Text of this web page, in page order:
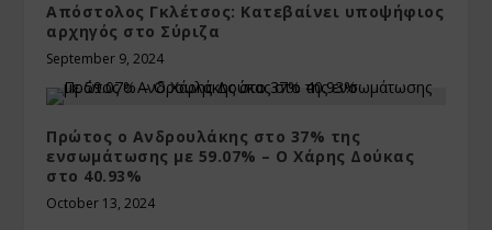
Απόστολος Γκλέτσος: Κατεβαίνει υποψήφιος
αρχηγός στο Σύριζα
September 9, 2024
Πρώτος ο Ανδρουλάκης στο 37% της
ενσωμάτωσης με 59.07% – Ο Χάρης Δούκας
στο 40.93%
October 13, 2024